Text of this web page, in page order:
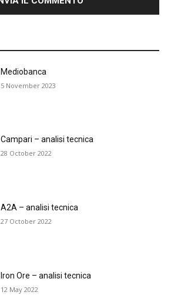
Mediobanca
5 November 2023
Campari – analisi tecnica
28 October 2022
A2A – analisi tecnica
27 October 2022
Iron Ore – analisi tecnica
12 May 2022